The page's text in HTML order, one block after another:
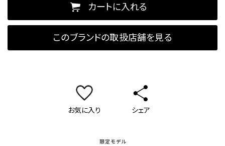
カートに入れる
このブランドの取扱店舗を見る
お気に入り シェア
限定モデル